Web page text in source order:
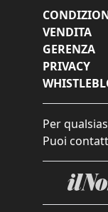
VENDITA
GERENZA
PRIVACY
Per
Puoi